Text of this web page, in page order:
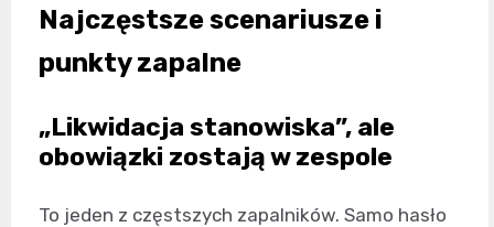
Najczęstsze scenariusze i
punkty zapalne
„Likwidacja stanowiska”, ale
obowiązki zostają w zespole
To jeden z częstszych zapalników. Samo hasło